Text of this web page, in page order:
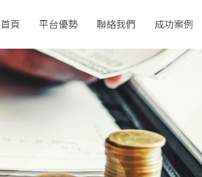
首頁 平台優勢 聯絡我們 成功案例